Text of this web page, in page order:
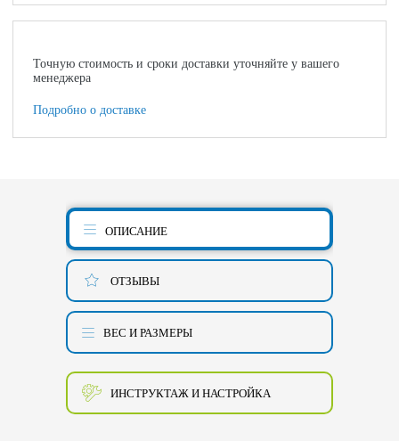
Точную стоимость и сроки доставки уточняйте у вашего
менеджера
Подробно о доставке
ОПИСАНИЕ
ОТЗЫВЫ
ВЕС И РАЗМЕРЫ
ИНСТРУКТАЖ И НАСТРОЙКА